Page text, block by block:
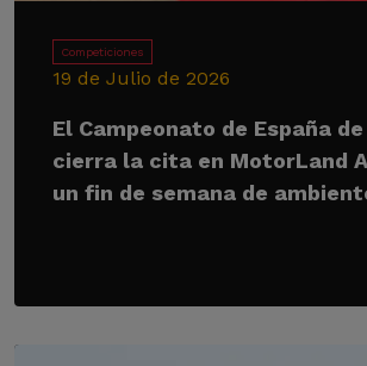
Competiciones
19 de Julio de 2026
El Campeonato de España
cierra la cita en MotorLand
un fin de semana de